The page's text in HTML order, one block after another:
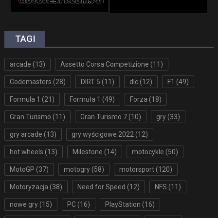
TAGI
arcade (13) Assetto Corsa Competizione (11)
Codemasters (28) DIRT 5 (11) dlc(12) F1 (49)
Formula 1 (21) Formuła 1 (49) Forza (18)
Gran Turismo (11) Gran Turismo 7(10) gry(33)
gry arcade (13) gry wyścigowe 2022 (12)
hot wheels (13) Milestone (14) motocykle (50)
MotoGP (37) motogry(58) motorsport(120)
Motoryzacja (38) Need for Speed (12) NFS (11)
nowe gry(15) PC (16) PlayStation (16)